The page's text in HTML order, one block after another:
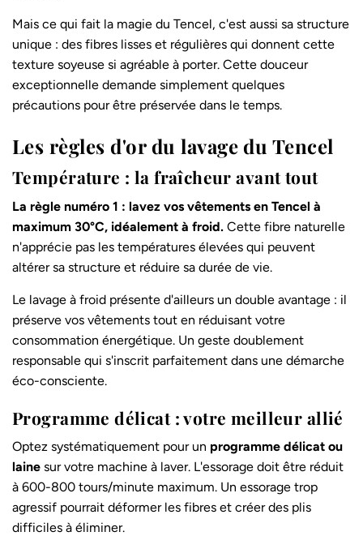
Mais ce qui fait la magie du Tencel, c'est aussi sa structure
unique : des fibres lisses et régulières qui donnent cette
texture soyeuse si agréable à porter. Cette douceur
exceptionnelle demande simplement quelques
précautions pour être préservée dans le temps.
Les règles d'or du lavage du Tencel
Température : la fraîcheur avant tout
La règle numéro 1 : lavez vos vêtements en Tencel à
maximum 30°C, idéalement à froid. Cette fibre naturelle
n'apprécie pas les températures élevées qui peuvent
altérer sa structure et réduire sa durée de vie.
Le lavage à froid présente d'ailleurs un double avantage : il
préserve vos vêtements tout en réduisant votre
consommation énergétique. Un geste doublement
responsable qui s'inscrit parfaitement dans une démarche
éco-consciente.
Programme délicat : votre meilleur allié
Optez systématiquement pour un programme délicat ou
laine sur votre machine à laver. L'essorage doit être réduit
à 600-800 tours/minute maximum. Un essorage trop
agressif pourrait déformer les fibres et créer des plis
difficiles à éliminer.